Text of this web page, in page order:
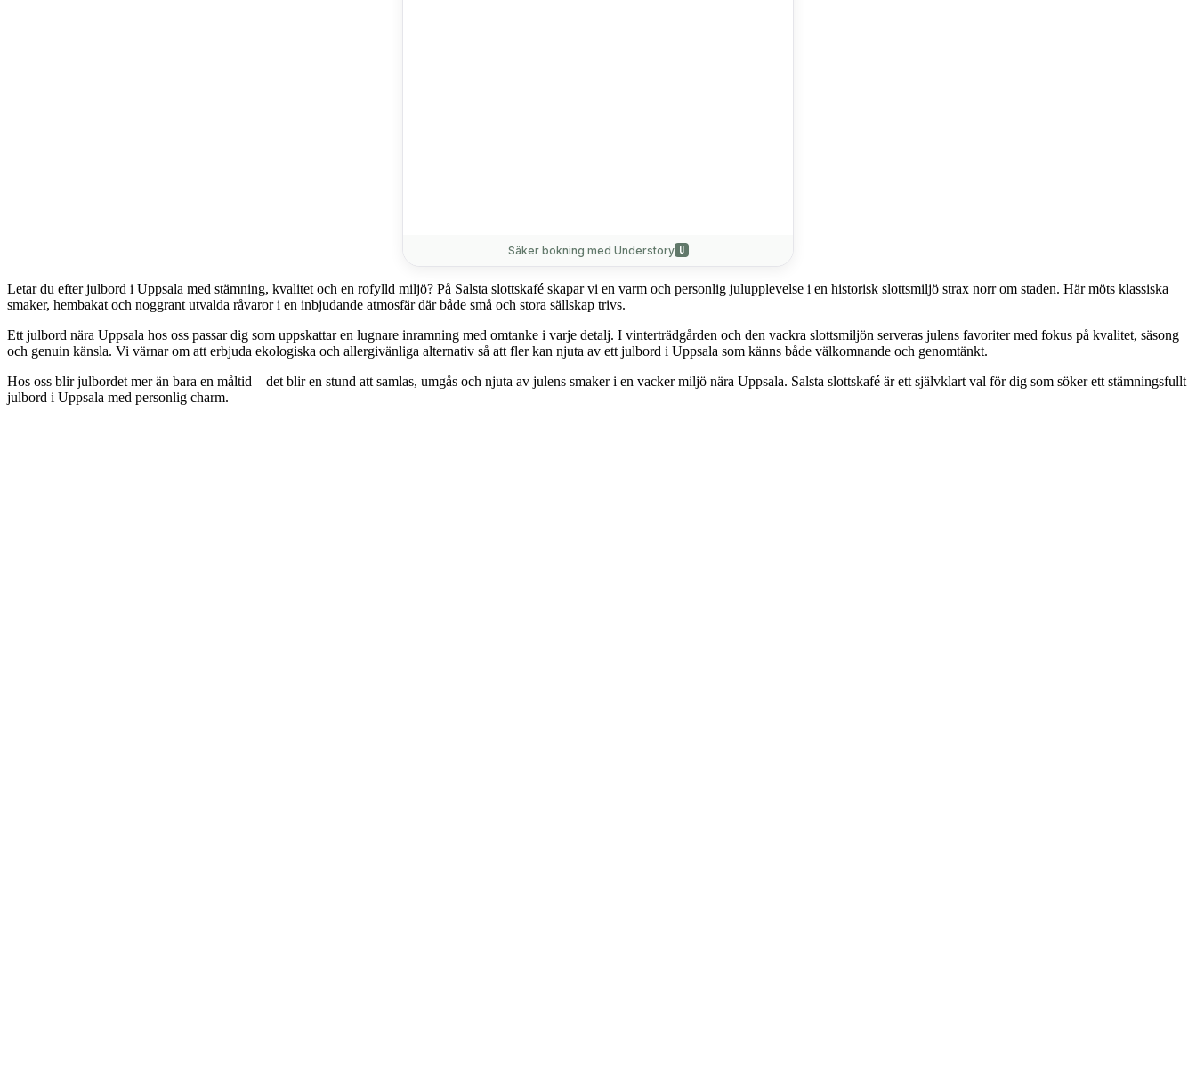
Letar du efter julbord i Uppsala med stämning, kvalitet och en rofylld miljö? På Salsta slottskafé skapar vi en varm och personlig julupplevelse i en historisk slottsmiljö strax norr om staden. Här möts klassiska
smaker, hembakat och noggrant utvalda råvaror i en inbjudande atmosfär där både små och stora sällskap trivs.
Ett julbord nära Uppsala hos oss passar dig som uppskattar en lugnare inramning med omtanke i varje detalj. I vinterträdgården och den vackra slottsmiljön serveras julens favoriter med fokus på kvalitet, säsong
och genuin känsla. Vi värnar om att erbjuda ekologiska och allergivänliga alternativ så att fler kan njuta av ett julbord i Uppsala som känns både välkomnande och genomtänkt.
Hos oss blir julbordet mer än bara en måltid – det blir en stund att samlas, umgås och njuta av julens smaker i en vacker miljö nära Uppsala. Salsta slottskafé är ett självklart val för dig som söker ett stämningsfullt
julbord i Uppsala med personlig charm.